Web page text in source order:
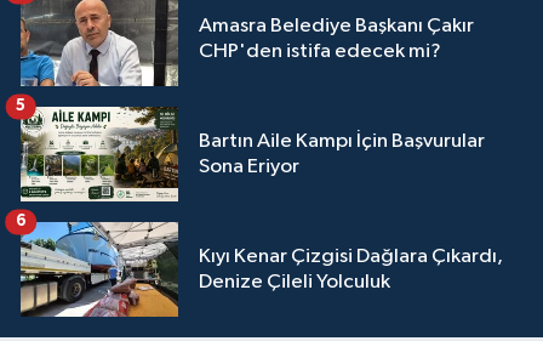
Amasra Belediye Başkanı Çakır
CHP'den istifa edecek mi?
Bartın Aile Kampı İçin Başvurular
Sona Eriyor
5
Kıyı Kenar Çizgisi Dağlara Çıkardı,
Denize Çileli Yolculuk
6